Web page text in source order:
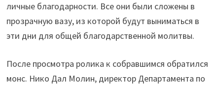
личные благодарности. Все они были сложены в
прозрачную вазу, из которой будут выниматься в
эти дни для общей благодарственной молитвы.
После просмотра ролика к собравшимся обратился
монс. Нико Дал Молин, директор Департамента по